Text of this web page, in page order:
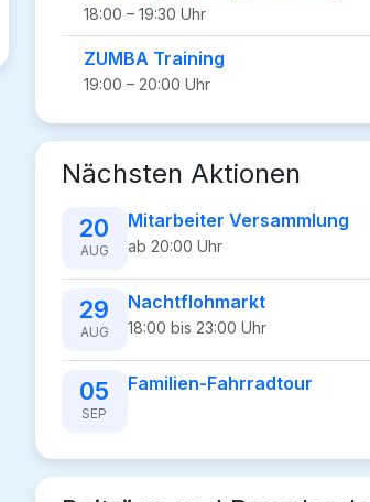
18:00 – 19:30 Uhr
ZUMBA Training
19:00 – 20:00 Uhr
Nächsten Aktionen
20
AUG
Mitarbeiter Versammlung
ab 20:00 Uhr
29
AUG
Nachtflohmarkt
18:00 bis 23:00 Uhr
05
SEP
Familien-Fahrradtour